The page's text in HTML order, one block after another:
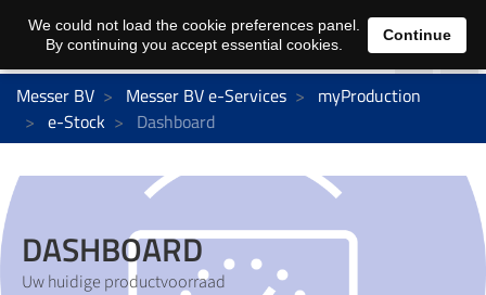
Messer BV Messer BV e-Services
myProduction
e-Stock
Dashboard
DASHBOARD
Uw huidige productvoorraad
We could not load the cookie preferences panel.
By continuing you accept essential cookies.
Continue